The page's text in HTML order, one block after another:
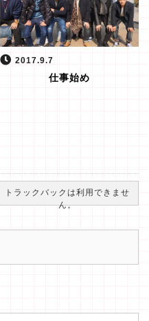
2017.9.7
仕事始め
トラックバックは利用できませ
ん。